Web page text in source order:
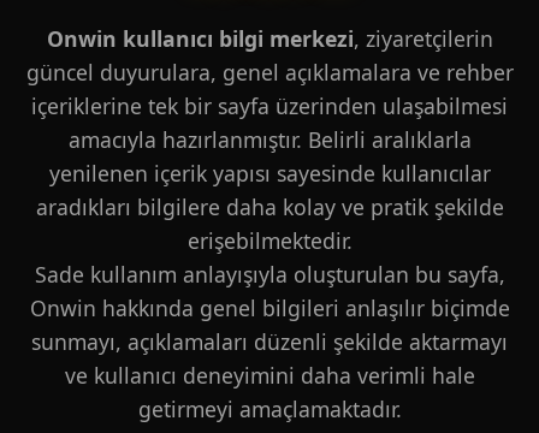
Onwin kullanıcı bilgi merkezi, ziyaretçilerin
güncel duyurulara, genel açıklamalara ve rehber
içeriklerine tek bir sayfa üzerinden ulaşabilmesi
amacıyla hazırlanmıştır. Belirli aralıklarla
yenilenen içerik yapısı sayesinde kullanıcılar
aradıkları bilgilere daha kolay ve pratik şekilde
erişebilmektedir.
Sade kullanım anlayışıyla oluşturulan bu sayfa,
Onwin hakkında genel bilgileri anlaşılır biçimde
sunmayı, açıklamaları düzenli şekilde aktarmayı
ve kullanıcı deneyimini daha verimli hale
getirmeyi amaçlamaktadır.